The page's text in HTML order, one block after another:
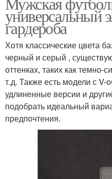
универсальный
гардероба
Хотя классические цвета
черный и серый ,
оттенках, таких как
т.д. Также есть модели с
удлиненные версии и
подобрать идеальный
предпочтения.